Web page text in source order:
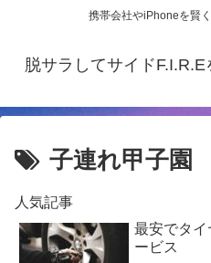
携帯会社やiPhoneを賢
脱サラしてサイド
子連れ甲子園
人気記事
最安でタ
ービス